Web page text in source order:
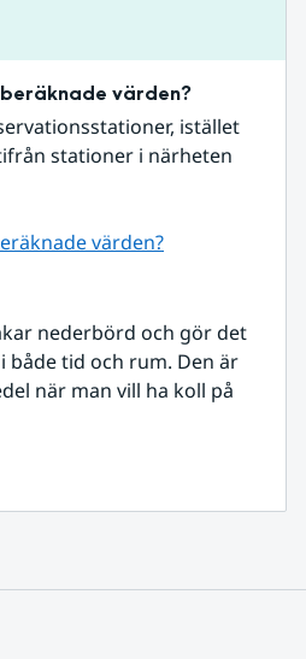
värden?
istället
stationer i närheten
värden?
nederbörd och gör det
både tid och rum. Den är
när man vill ha koll på